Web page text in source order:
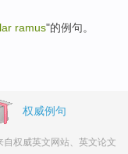
ramus"的例句。
权威例句
自权威英文网站、英文论文